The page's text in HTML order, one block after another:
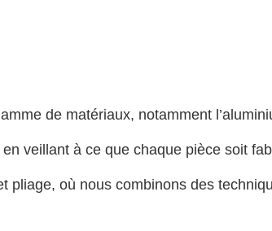
de matériaux, notamment
veillant à ce que chaque pièce soit
pliage, où nous combinons des